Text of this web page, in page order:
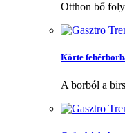
Otthon bő
Körte
A borból a